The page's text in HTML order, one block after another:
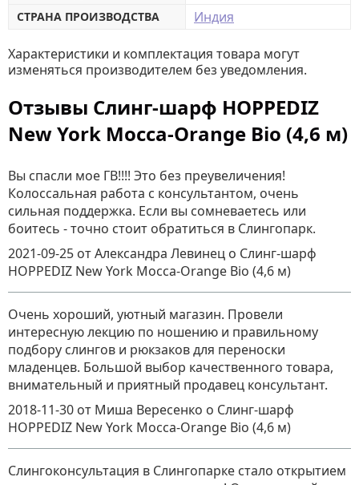
СТРАНА ПРОИЗВОДСТВА Индия
Характеристики и комплектация товара могут
изменяться производителем без уведомления.
Отзывы Слинг-шарф HOPPEDIZ
New York Mocca-Orange Bio (4,6 м)
Вы спасли мое ГВ!!!! Это без преувеличения!
Колоссальная работа с консультантом, очень
сильная поддержка. Если вы сомневаетесь или
боитесь - точно стоит обратиться в Слингопарк.
2021-09-25 от Александра Левинец о Слинг-шарф
HOPPEDIZ New York Mocca-Orange Bio (4,6 м)
Очень хороший, уютный магазин. Провели
интересную лекцию по ношению и правильному
подбору слингов и рюкзаков для переноски
младенцев. Большой выбор качественного товара,
внимательный и приятный продавец консультант.
2018-11-30 от Миша Вересенко о Слинг-шарф
HOPPEDIZ New York Mocca-Orange Bio (4,6 м)
Слингоконсультация в Слингопарке стало открытием